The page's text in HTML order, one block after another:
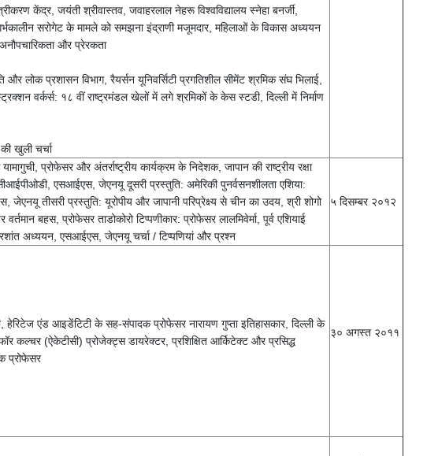
केंद्र, जयंती श्रीवास्तव, जवाहरलाल नेहरू विश्वविद्यालय स्नेहा बनर्जी,
सरोगेट के मामले को समझना इंद्राणी मजूमदार, महिलाओं के विकास अध्ययन
और प्रेरकता
लोक प्रशासन विभाग, रैयर्सन यूनिवर्सिटी प्रगतिशील सीमेंट श्रमिक संघ भिलाई,
वर्कर्स: १८ वीं राष्ट्रमंडल खेलों में लगे श्रमिकों के केस स्टडी, दिल्ली में निर्माण
खुली चर्चा
प्रोफेसर और अंतर्राष्ट्रीय कार्यक्रम के निदेशक, जापान की राष्ट्रीय रक्षा
एसआईएस, जेएनयू दूसरी प्रस्तुति: अमेरिकी पुनर्वसनशीलता एशिया:
जेएनयू तीसरी प्रस्तुति: यूरोपीय और जापानी परिप्रेक्ष्य से चीन का उदय, श्री शोगो
बहस, प्रोफेसर ताडोकोरो टिप्पणीकार: प्रोफेसर लालमिवेर्मा, पूर्व एशियाई
अध्ययन, एसआईएस, जेएनयू चर्चा / टिप्पणियां और प्रश्न
५ दिसम्बर २०१२
एंड आइडेंटिटी के सह-संपादक प्रोफेसर नारायण गुप्ता इतिहासकार, दिल्ली के
(ऐकेटीसी) प्रोजेक्ट्स डायरेक्टर, प्रशिक्षित आर्किटेक्ट और प्रसिद्ध
प्रोफेसर
३० अगस्त २०११